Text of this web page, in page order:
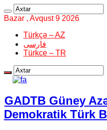
Bazar , Avqust 9 2026
Türkçə – AZ
فارسی
Türkce – TR
GADTB Güney
Demokratik Türk